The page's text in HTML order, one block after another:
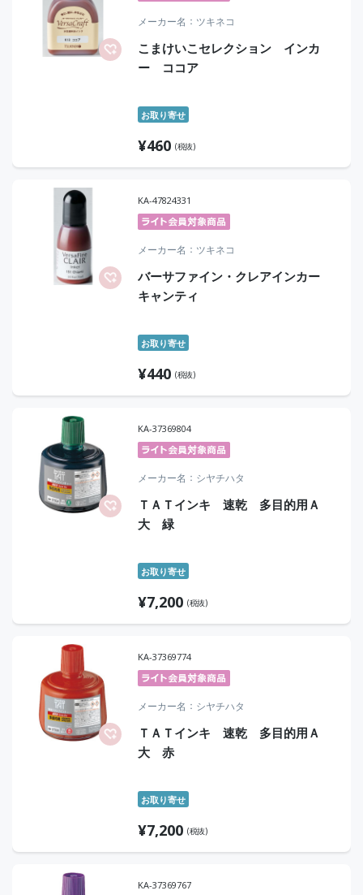
メーカー名 ツキネコ
こまけいこセレクション インカ
ー ココア
お取り寄せ
¥460 (税抜)
KA-47824331
メーカー名 ツキネコ
バーサファイン・クレアインカー
キャンティ
お取り寄せ
¥440 (税抜)
KA-37369804
メーカー名 シヤチハタ
ＴＡＴインキ 速乾 多目的用Ａ
大 緑
お取り寄せ
¥7,200 (税抜)
KA-37369774
メーカー名 シヤチハタ
ＴＡＴインキ 速乾 多目的用Ａ
大 赤
お取り寄せ
¥7,200 (税抜)
KA-37369767